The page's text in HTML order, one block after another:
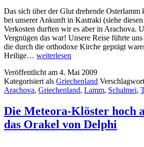
Das sich über der Glut drehende Osterlamm
bei unserer Ankunft in Kastraki (siehe
Verkosten durften wir es aber in Arachova.
Vergnügen das war! Unsere Reise führte
die durch die orthodoxe Kirche geprägt
Heilige… Die
Lamm-
Orgie
von
weiterlesen
Veröffentlicht am 4. Mai 2009
Kategorisiert als Griechenland
Arachova, Griechenland, Lamm, Schalmei,
Die Meteora-Klöster hoch
das Orakel von Delphi